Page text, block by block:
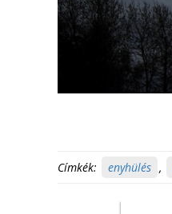
Címkék: enyhülés ,